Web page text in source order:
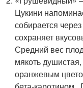
Цукини
собирается
сохраняет
Средний вес
мякоть
оранжевым